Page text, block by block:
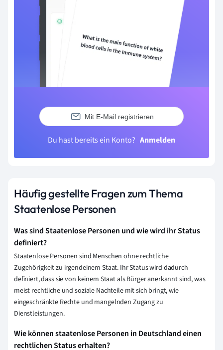
Mit E-Mail registrieren
Du hast bereits ein Konto? Anmelden
Häufig gestellte Fragen zum Thema
Staatenlose Personen
Was sind Staatenlose Personen und wie wird ihr Status
definiert?
Staatenlose Personen sind Menschen ohne rechtliche
Zugehörigkeit zu irgendeinem Staat. Ihr Status wird dadurch
definiert, dass sie von keinem Staat als Bürger anerkannt sind, was
meist rechtliche und soziale Nachteile mit sich bringt, wie
eingeschränkte Rechte und mangelnden Zugang zu
Dienstleistungen.
Wie können staatenlose Personen in Deutschland einen
rechtlichen Status erhalten?